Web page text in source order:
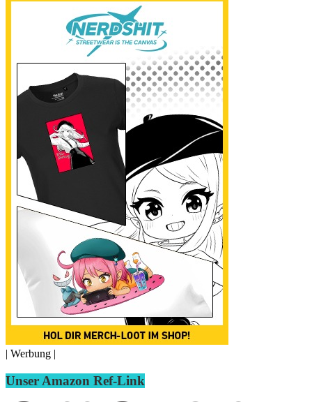
| Werbung |
Unser Amazon Ref-Link